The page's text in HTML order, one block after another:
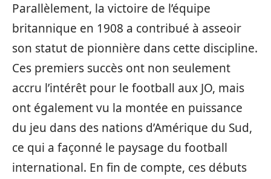
Parallèlement, la victoire de l’équipe
britannique en 1908 a contribué à asseoir
son statut de pionnière dans cette discipline.
Ces premiers succès ont non seulement
accru l’intérêt pour le football aux JO, mais
ont également vu la montée en puissance
du jeu dans des nations d’Amérique du Sud,
ce qui a façonné le paysage du football
international. En fin de compte, ces débuts